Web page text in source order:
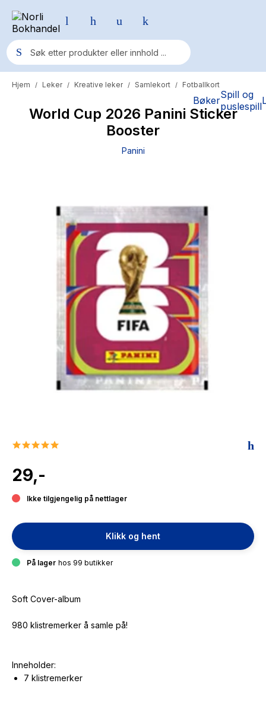
BøkerSpill og
puslespill
Populære søk
Pokemon
Fury Bound - Sable Sorensen
Hypopressiv trening
Hjem / Leker / Kreative leker / Samlekort / Fotballkort
World Cup 2026 Panini Sticker
Booster
Panini
5.0
rating
29,-
Ikke tilgjengelig på nettlager
Klikk og hent
På lager hos 99 butikker
Soft Cover-album
980 klistremerker å samle på!
Inneholder:
7 klistremerker